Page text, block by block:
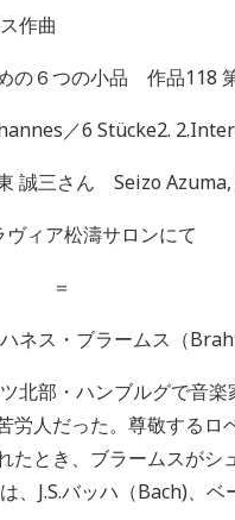
作曲
の６つの小品 作品118
／6 Stücke2.
誠三さん Seizo
ヴィア松濤サロンにて
＝
ネス・ブラームス（
北部・ハンブルグで音
労人だった。尊敬するロ
たとき、ブラームスが
は、 J.S.バッハ（Bach)、ベ